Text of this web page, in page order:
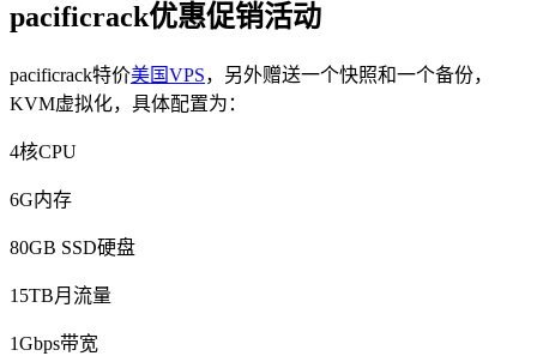
pacificrack优惠促销活动
pacificrack特价美国VPS，另外赠送一个快照和一个备份，
KVM虚拟化，具体配置为：
4核CPU
6G内存
80GB SSD硬盘
15TB月流量
1Gbps带宽